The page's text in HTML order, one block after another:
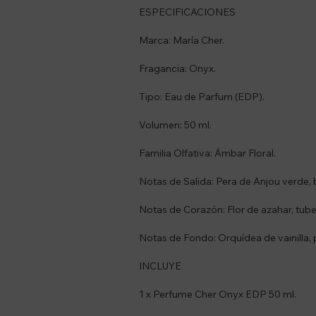
ESPECIFICACIONES
Marca: María Cher.
Fragancia: Onyx.
Tipo: Eau de Parfum (EDP).
Volumen: 50 ml.
Familia Olfativa: Ámbar Floral.
Notas de Salida: Pera de Anjou
Notas de Corazón: Flor de azahar,
Notas de Fondo: Orquídea de vainilla,
INCLUYE
1 x Perfume Cher Onyx EDP 50 ml.